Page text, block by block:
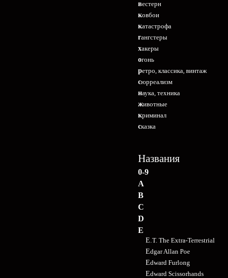
вестерн
ковбои
катастрофа
гангстеры
хакеры
огонь
ретро, классика, винтаж
сюрреализм
наука, техника
животные
криминал
сказка
Названия
0-9
A
B
C
D
E
E.T. The Extra-Terrestrial
Edgar Allan Poe
Edward Furlong
Edward Scissorhands